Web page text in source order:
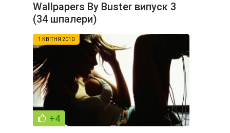
Wallpapers By Buster випуск 3
(34 шпалери)
1 КВІТНЯ 2010
+4